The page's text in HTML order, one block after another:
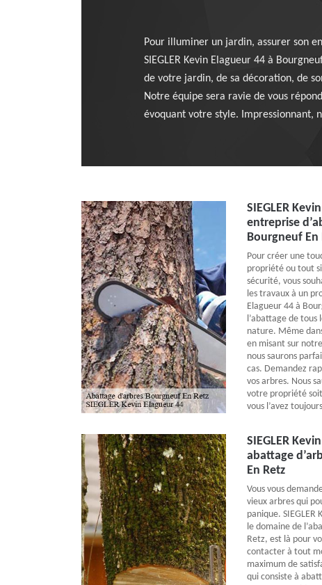
Pour illuminer un jardin, assurer son
SIEGLER Kevin Elagueur 44 à
de votre jardin, de sa décoration, de
Notre équipe sera ravie de vous
évoquant votre style. Impressionnant,
SIEGLER
entreprise
Bourgneuf En
Pour créer une
propriété ou tout
sécurité, vous
les travaux à un
Elagueur 44 à
l’abattage de tous
nature. Même
en misant sur
nous saurons
cas. Demandez
vos arbres. Nous
votre propriété
vous l’avez
SIEGLER
abattage
En Retz
Vous vous
vieux arbres qui
panique. SIEGLER
le domaine de
Retz, est là pour
contacter à tout
maximum de
qui consiste à